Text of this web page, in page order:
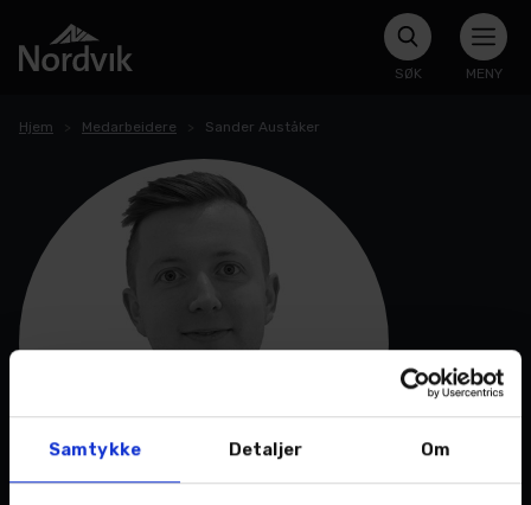
Samtykke Detaljer Om
SØK MENY
Hjem Medarbeidere Sander Auståker